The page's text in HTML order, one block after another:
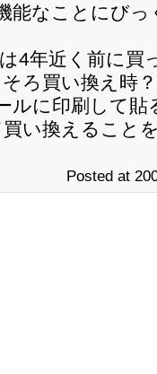
能なことにびっ
4年近く前に買
ろ買い換え時？
ルに印刷して
い換えること
Posted at